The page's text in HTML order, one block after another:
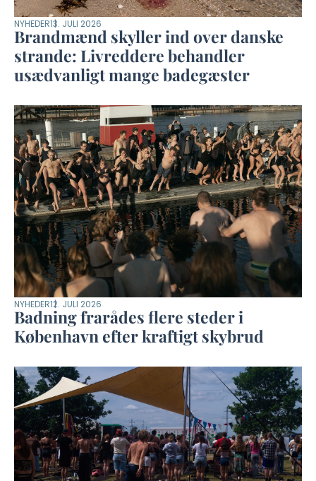
NYHEDER13. JULI 2026
Brandmænd skyller ind over danske
strande: Livreddere behandler
usædvanligt mange badegæster
NYHEDER12. JULI 2026
Badning frarådes flere steder i
København efter kraftigt skybrud